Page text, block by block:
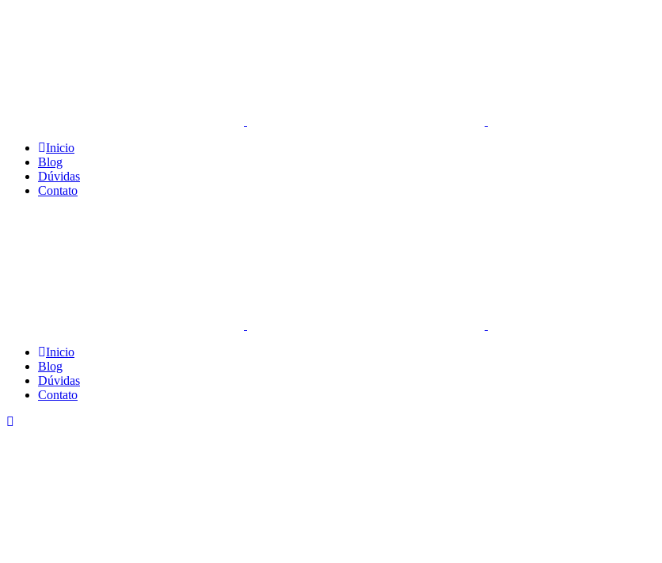
Inicio
Blog
Dúvidas
Contato
Inicio
Blog
Dúvidas
Contato